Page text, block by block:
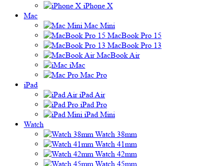
iPhone X
Mac
Mac Mini
MacBook Pro 15
MacBook Pro 13
MacBook Air
iMac
Mac Pro
iPad
iPad Air
iPad Pro
iPad Mini
Watch
Watch 38mm
Watch 41mm
Watch 42mm
Watch 45mm